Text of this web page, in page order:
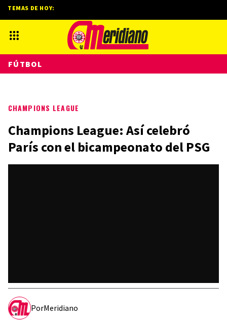
CHAMPIONS LEAGUE
Champions League: Así celebró
París con el bicampeonato del PSG
PorMeridiano
TEMAS DE HOY:
FÚTBOL